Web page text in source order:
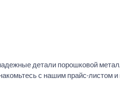
детали порошковой
с нашим прайс-